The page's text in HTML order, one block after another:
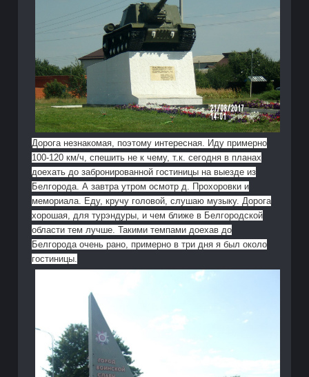
Дорога незнакомая, поэтому интересная. Иду примерно
100-120 км/ч, спешить не к чему, т.к. сегодня в планах
доехать до забронированной гостиницы на выезде из
Белгорода. А завтра утром осмотр д. Прохоровки и
мемориала. Еду, кручу головой, слушаю музыку. Дорога
хорошая, для турэндуры, и чем ближе в Белгородской
области тем лучше. Такими темпами доехав до
Белгорода очень рано, примерно в три дня я был около
гостиницы.